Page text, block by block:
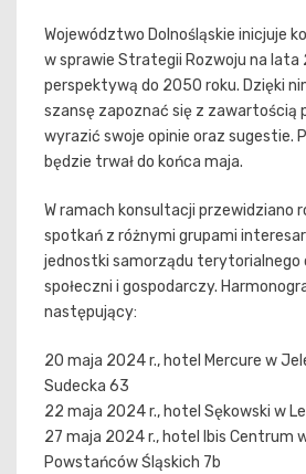
Województwo Dolnośląskie inicjuje
w sprawie Strategii Rozwoju na lata
perspektywą do 2050 roku. Dzięki
szansę zapoznać się z zawartością
wyrazić swoje opinie oraz sugestie.
będzie trwał do końca maja.
W ramach konsultacji przewidziano
spotkań z różnymi grupami
jednostki samorządu
społeczni i gospodarczy.
następujący:
20 maja 2024 r., hotel Mercure w
Sudecka 63
22 maja 2024 r., hotel Sękowski w
27 maja 2024 r., hotel Ibis Centrum
Powstańców Śląskich 7b